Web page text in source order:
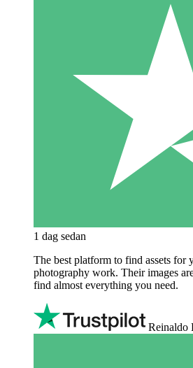
1 dag sedan
The best platform to find assets for
photography work. Their images
find almost everything you need.
Reinaldo